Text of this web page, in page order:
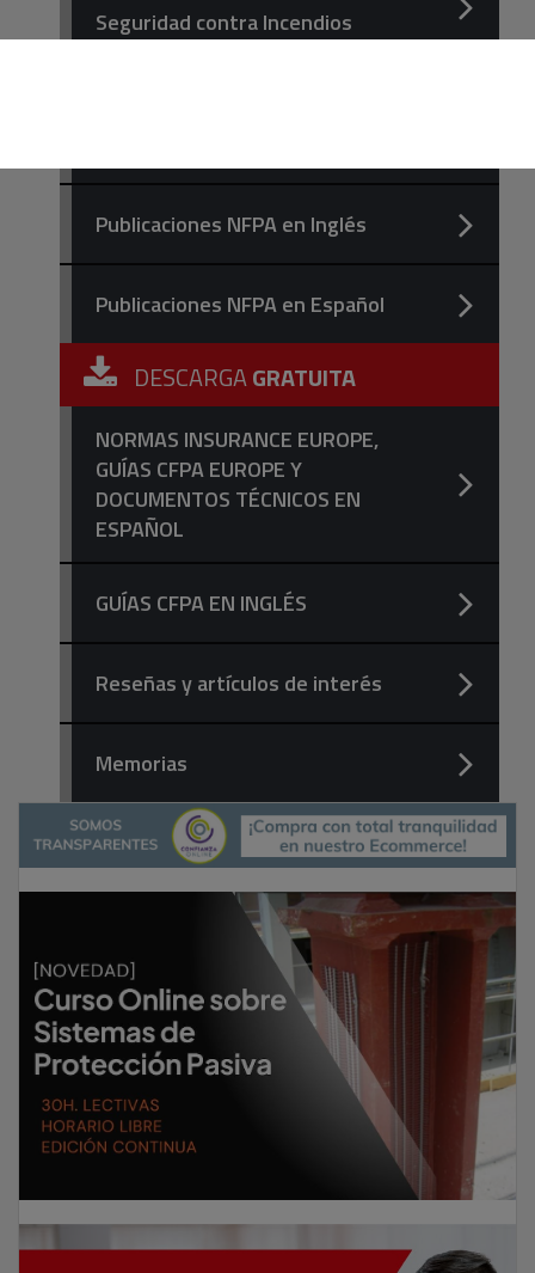
Seguridad contra Incendios
Publicaciones NFPA en Inglés
Publicaciones NFPA en Español
DESCARGAGRATUITA
NORMAS INSURANCE EUROPE,
GUÍAS CFPA EUROPE Y
DOCUMENTOS TÉCNICOS EN
ESPAÑOL
GUÍAS CFPA EN INGLÉS
Reseñas y artículos de interés
Memorias